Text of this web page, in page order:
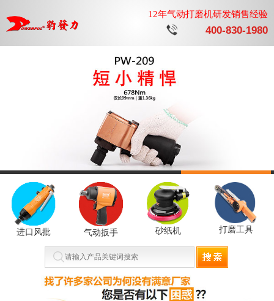
12年气动打磨机研发销售经验
400-830-1980
进口风批 气动扳手 砂纸机 打磨工具